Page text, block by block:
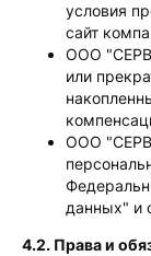
условия
сайт
ООО
или
ООО
данных" и
4.2. Права и